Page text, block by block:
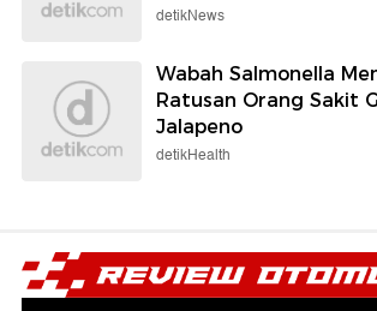
detikNews
Wabah Salmonella
Ratusan Orang Sakit
Jalapeno
detikHealth